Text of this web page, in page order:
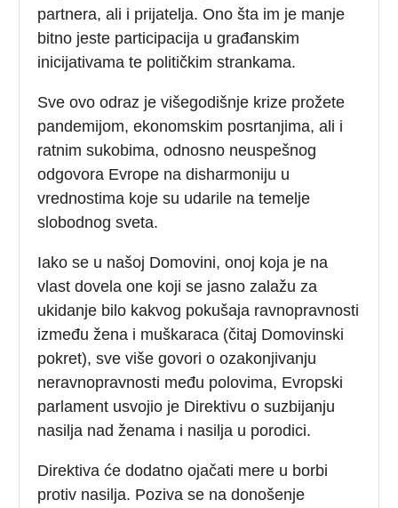
partnera, ali i prijatelja. Ono šta im je manje
bitno jeste participacija u građanskim
inicijativama te političkim strankama.
Sve ovo odraz je višegodišnje krize prožete
pandemijom, ekonomskim posrtanjima, ali i
ratnim sukobima, odnosno neuspešnog
odgovora Evrope na disharmoniju u
vrednostima koje su udarile na temelje
slobodnog sveta.
Iako se u našoj Domovini, onoj koja je na
vlast dovela one koji se jasno zalažu za
ukidanje bilo kakvog pokušaja ravnopravnosti
između žena i muškaraca (čitaj Domovinski
pokret), sve više govori o ozakonjivanju
neravnopravnosti među polovima, Evropski
parlament usvojio je Direktivu o suzbijanju
nasilja nad ženama i nasilja u porodici.
Direktiva će dodatno ojačati mere u borbi
protiv nasilja. Poziva se na donošenje